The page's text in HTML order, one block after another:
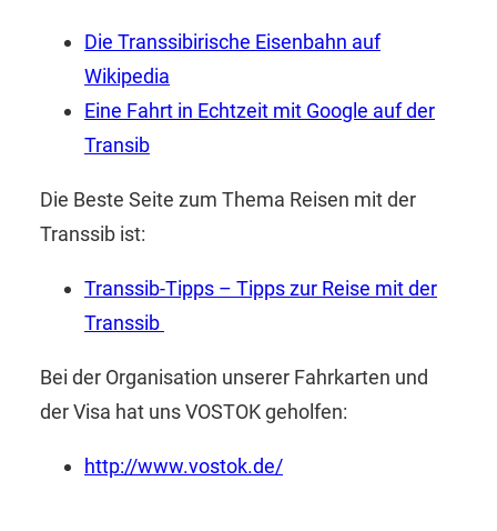
Die Transsibirische Eisenbahn auf
Wikipedia
Eine Fahrt in Echtzeit mit Google auf der
Transib
Die Beste Seite zum Thema Reisen mit der
Transsib ist:
Transsib-Tipps – Tipps zur Reise mit der
Transsib
Bei der Organisation unserer Fahrkarten und
der Visa hat uns VOSTOK geholfen:
http://www.vostok.de/